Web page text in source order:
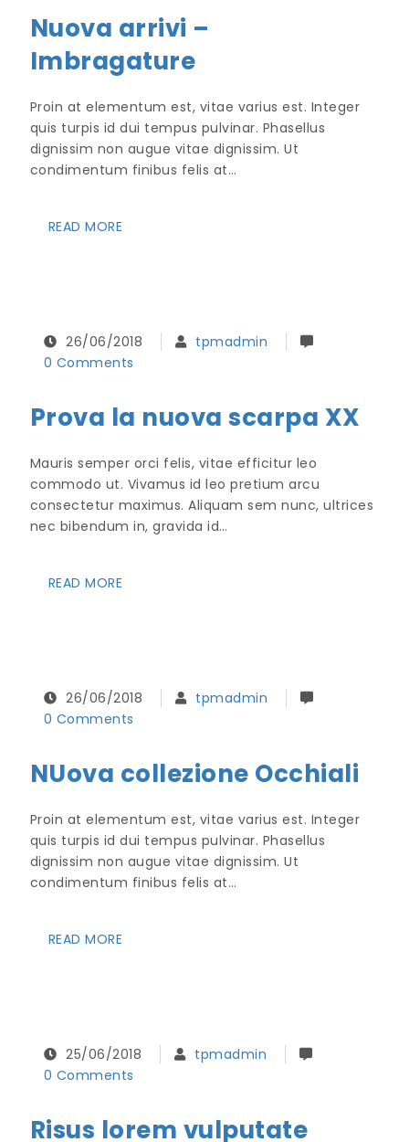
Nuova arrivi –
Imbragature
Proin at elementum est, vitae varius est. Integer
quis turpis id dui tempus pulvinar. Phasellus
dignissim non augue vitae dignissim. Ut
condimentum finibus felis at…
READ MORE
26/06/2018
tpmadmin
0 Comments
Prova la nuova scarpa XX
Mauris semper orci felis, vitae efficitur leo
commodo ut. Vivamus id leo pretium arcu
consectetur maximus. Aliquam sem nunc, ultrices
nec bibendum in, gravida id…
READ MORE
26/06/2018
tpmadmin
0 Comments
NUova collezione Occhiali
Proin at elementum est, vitae varius est. Integer
quis turpis id dui tempus pulvinar. Phasellus
dignissim non augue vitae dignissim. Ut
condimentum finibus felis at…
READ MORE
25/06/2018
tpmadmin
0 Comments
Risus lorem vulputate